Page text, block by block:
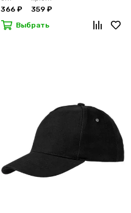
366 ₽
359 ₽
Выбрать